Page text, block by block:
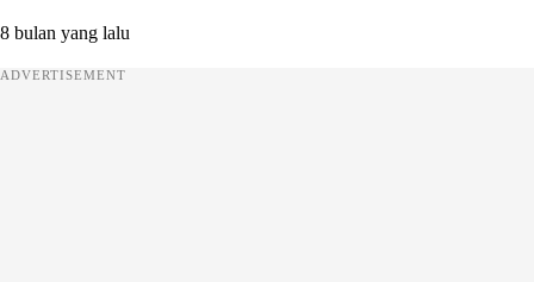
8 bulan yang lalu
ADVERTISEMENT